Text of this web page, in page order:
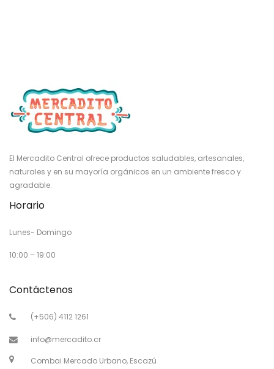
El Mercadito Central ofrece productos saludables, artesanales,
naturales y en su mayoría orgánicos en un ambiente fresco y
agradable.
Horario
Lunes- Domingo
10:00 – 19:00
Contáctenos
(+506) 4112 1261
info@mercadito.cr
Combai Mercado Urbano, Escazú